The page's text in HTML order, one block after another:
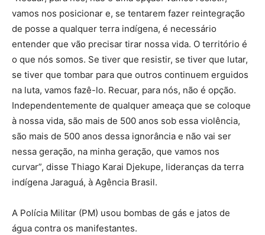
vamos nos posicionar e, se tentarem fazer reintegração
de posse a qualquer terra indígena, é necessário
entender que vão precisar tirar nossa vida. O território é
o que nós somos. Se tiver que resistir, se tiver que lutar,
se tiver que tombar para que outros continuem erguidos
na luta, vamos fazê-lo. Recuar, para nós, não é opção.
Independentemente de qualquer ameaça que se coloque
à nossa vida, são mais de 500 anos sob essa violência,
são mais de 500 anos dessa ignorância e não vai ser
nessa geração, na minha geração, que vamos nos
curvar”, disse Thiago Karai Djekupe, lideranças da terra
indígena Jaraguá, à Agência Brasil.
A Polícia Militar (PM) usou bombas de gás e jatos de
água contra os manifestantes.